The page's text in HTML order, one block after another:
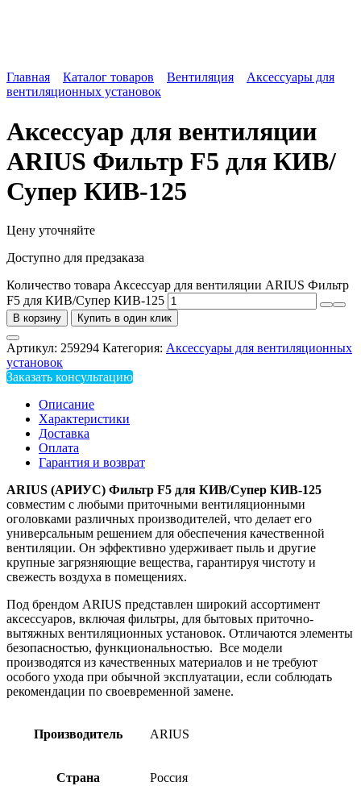
Главная Каталог товаров Вентиляция
Аксессуары для
вентиляционных установок
Аксессуар для вентиляции
ARIUS Фильтр F5 для КИВ/
Супер КИВ-125
Цену уточняйте
Доступно для предзаказа
Количество товара Аксессуар для вентиляции ARIUS Фильтр
F5 для КИВ/Супер КИВ-125
В корзину Купить в один клик
Артикул: 259294 Категория: Аксессуары для вентиляционных
установок
Заказать консультацию
Описание
Характеристики
Доставка
Оплата
Гарантия и возврат
ARIUS (АРИУС) Фильтр F5 для КИВ/Супер КИВ-125
совместим с любыми приточными вентиляционными
оголовками различных производителей, что делает его
универсальным решением для обеспечения качественной
вентиляции. Он эффективно удерживает пыль и другие
крупные загрязняющие вещества, гарантируя чистоту и
свежесть воздуха в помещениях.
Под брендом ARIUS представлен широкий ассортимент
аксессуаров, включая фильтры, для бытовых приточно-
вытяжных вентиляционных установок. Отличаются элементы
безопасностью, функциональностью. Все модели
производятся из качественных материалов и не требуют
особого ухода при обычной эксплуатации, если соблюдать
рекомендации по своевременной замене.
Производитель ARIUS
Страна Россия